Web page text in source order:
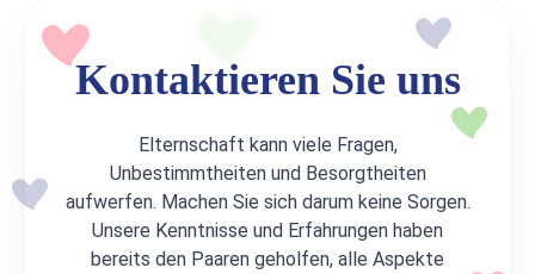
Kontaktieren Sie uns
Elternschaft kann viele Fragen,
Unbestimmtheiten und Besorgtheiten
aufwerfen. Machen Sie sich darum keine Sorgen.
Unsere Kenntnisse und Erfahrungen haben
bereits den Paaren geholfen, alle Aspekte